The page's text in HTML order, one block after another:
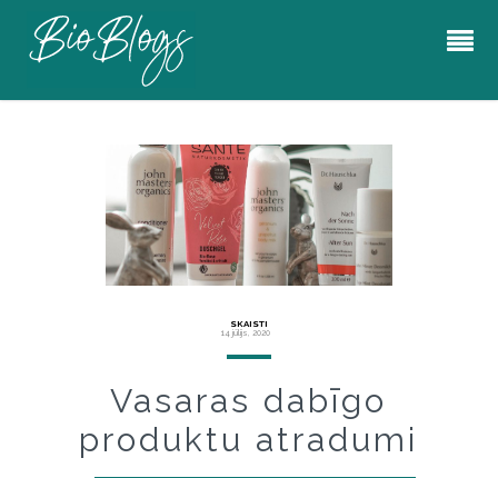
SKAISTI
14 jūlijs, 2020
Vasaras dabīgo
produktu atradumi